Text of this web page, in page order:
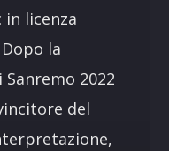
licenza
la
2022
del